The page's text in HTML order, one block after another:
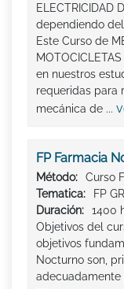
ELECTRICIDAD
dependiendo
Este Curso de
en nuestros
requeridas para
mecánica de ...
FP Farmacia
Método:
Curso
Tematica:
FP
Duración:
1400
Objetivos del
objetivos
Nocturno son,